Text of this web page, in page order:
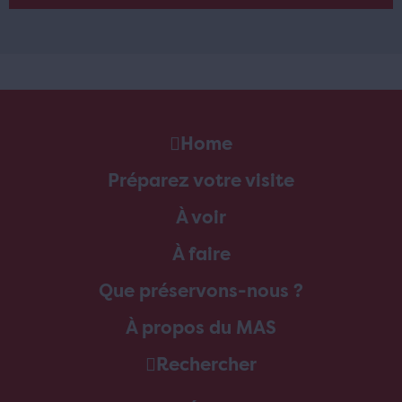
Home
Préparez votre visite
À voir
À faire
Que préservons-nous ?
À propos du MAS
Rechercher